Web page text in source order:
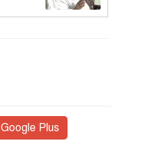
Google Plus